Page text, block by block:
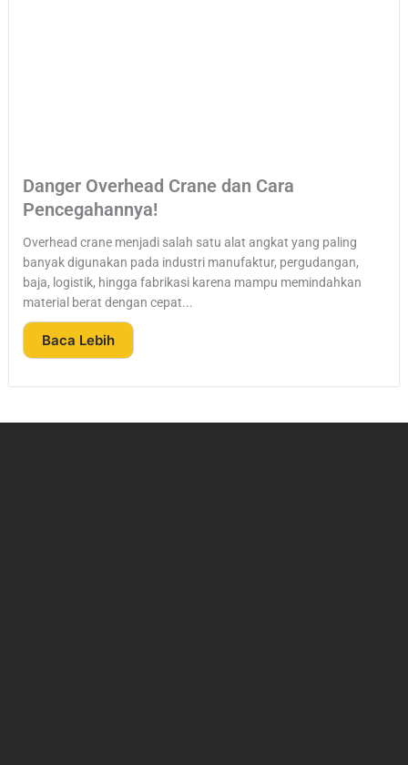
Danger Overhead Crane dan Cara
Pencegahannya!
Overhead crane menjadi salah satu alat angkat yang paling
banyak digunakan pada industri manufaktur, pergudangan,
baja, logistik, hingga fabrikasi karena mampu memindahkan
material berat dengan cepat...
Baca Lebih